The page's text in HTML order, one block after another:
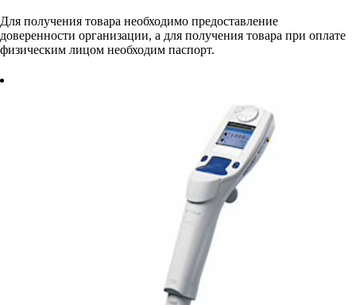
Для получения товара необходимо предоставление
доверенности организации, а для получения товара при оплате
физическим лицом необходим паспорт.